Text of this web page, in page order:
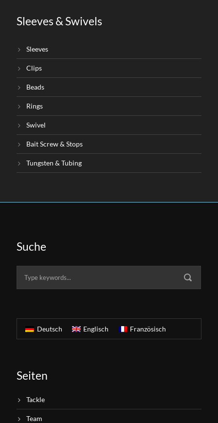
Sleeves & Swivels
Sleeves
Clips
Beads
Rings
Swivel
Bait Screw & Stops
Tungsten & Tubing
Suche
Deutsch Englisch Französisch
Seiten
Tackle
Team